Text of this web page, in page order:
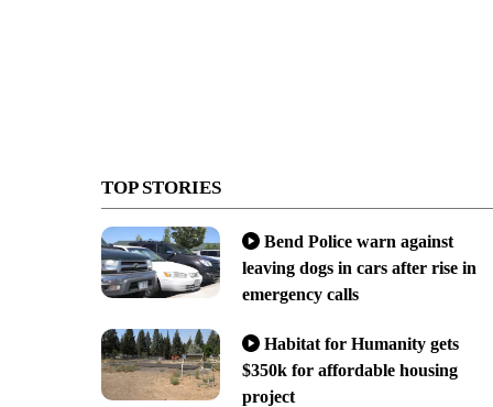
TOP STORIES
Bend Police warn against
leaving dogs in cars after rise in
emergency calls
Habitat for Humanity gets
$350k for affordable housing
project